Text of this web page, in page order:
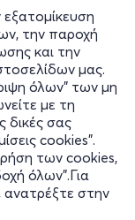
την παροχή
και την
μας.
όλων" των μη
με τη
δικές σας
cookies".
των cookies,
όλων".Για
ανατρέξτε στην